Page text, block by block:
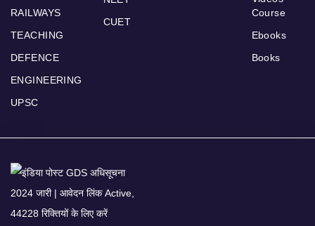
RAILWAYS
TEACHING
DEFENCE
ENGINEERING
UPSC
CUET
Course
Ebooks
Books